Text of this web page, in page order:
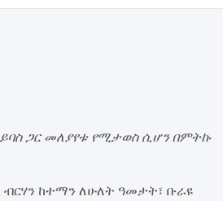
ጋር መለያየቱ የሚታወስ ሲሆን በምትኩ
ከተማን ለሁለት ዓመታት፣ ቡራዩ